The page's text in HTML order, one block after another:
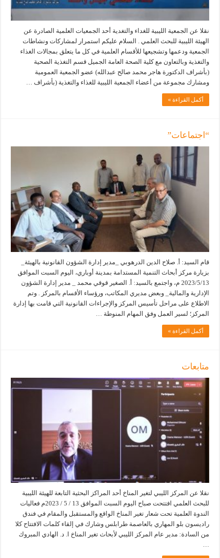
نقلا عن الجمعية الليبية للغداء والتغدية أحد الجمعيات العلمية الصادرة عن
الهيئة الليبية للبحث العلمي . السلام عليكم استمرار لمشاركات ونشاطات
الجمعية ودعمها وتشجيعها للأقسام العلمية في كل ما يتعلق بمجالات الغذاء
والتغذية وبالتعاون مع كلية الصحة العامة الجميل قسم التغذية الصحية
(بأشراف الدكتورة هاجر محمد صالح عبدالله) عضو الجمعية العمومية
ومشارك مجموعة من أعضاء الجمعية الليبية للغذاء والتغذية (بأشراف …
أكمل القراءة »
“اجتماعات”
قام السيد: أ. صلاح الدين الدرهوبي _مدير إدارة الشؤون القانونية بالهيئة_
بزيارة مركز أبحاث التنمية المستدامة بمدينة أوباري، اليوم السبت الموافق
2023/5/13 م، واجتمع بالسيد: أ. الصغير قوقي محمد _ مدير إدارة الشؤون
الإدارية والمالية_ وبعض مديري المكاتب، ورؤساء الأقسام بالمركز . وتم
الاطلاع على مراحل تأسيس المركز والإجراءات القانونية التي قامت بها إدارة
المركز؛ لسير العمل وفق المهام المنوطة …
أكمل القراءة »
متابعات
نقلا عن المركز الليبي لتغير المناخ أحد المراكز البحثية التابعة للهيئة الليبية
للبحث العلمي افتتحت صباح اليوم السبت الموافق 13 / 5 / 2023م فعاليات
الندوة العلمية تحت شعار تغير المناخ الواقع والمستقبل والمقام في فندق
راديسون بلو المهاري بالعاصمة طرابلس وشارك في إلقاء كلمات الافتتاح كلا
من السادة: مدير عام المركز الليبي لأبحاث تغير المناخ ا. د. الهادي المبروك
…